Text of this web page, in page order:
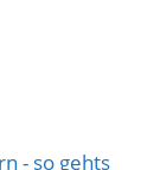
- so gehts